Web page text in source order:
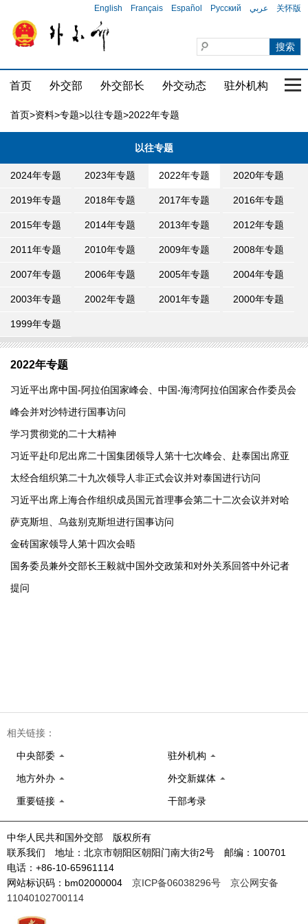
English Français Español Русский عربي 关怀版
首页 外交部 外交部长 外交动态 驻外机构 国
首页>资料>专题>以往专题>2022年专题
以往专题
2024年专题 2023年专题 2022年专题 2020年专题
2019年专题 2018年专题 2017年专题 2016年专题
2015年专题 2014年专题 2013年专题 2012年专题
2011年专题 2010年专题 2009年专题 2008年专题
2007年专题 2006年专题 2005年专题 2004年专题
2003年专题 2002年专题 2001年专题 2000年专题
1999年专题
2022年专题
习近平出席中国-阿拉伯国家峰会、中国-海湾阿拉伯国家合作委员会
峰会并对沙特进行国事访问
学习贯彻党的二十大精神
习近平赴印尼出席二十国集团领导人第十七次峰会、赴泰国出席亚
太经合组织第二十九次领导人非正式会议并对泰国进行访问
习近平出席上海合作组织成员国元首理事会第二十二次会议并对哈
萨克斯坦、乌兹别克斯坦进行国事访问
金砖国家领导人第十四次会晤
国务委员兼外交部长王毅就中国外交政策和对外关系回答中外记者
提问
相关链接：
中央部委 驻外机构
地方外办 外交新媒体
重要链接 干部考录
中华人民共和国外交部 版权所有
联系我们 地址：北京市朝阳区朝阳门南大街2号 邮编：100701
电话：+86-10-65961114
网站标识码：bm02000004 京ICP备06038296号
京公网安备
11040102700114